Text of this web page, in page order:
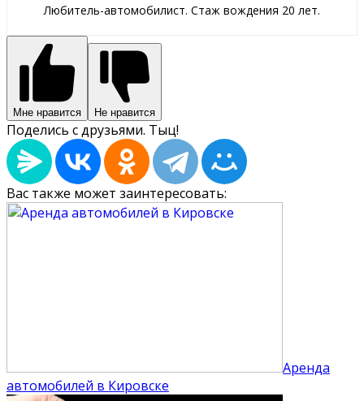
Любитель-автомобилист. Стаж вождения 20 лет.
Мне нравится Не нравится
Поделись с друзьями. Тыц!
Вас также может заинтересовать:
Аренда
автомобилей в Кировске